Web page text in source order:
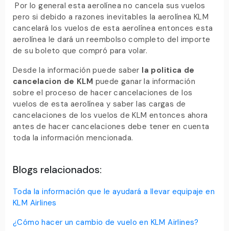
Por lo general esta aerolínea no cancela sus vuelos
pero si debido a razones inevitables la aerolínea KLM
cancelará los vuelos de esta aerolínea entonces esta
aerolínea le dará un reembolso completo del importe
de su boleto que compró para volar.
Desde la información puede saber la politica de
cancelacion de KLM puede ganar la información
sobre el proceso de hacer cancelaciones de los
vuelos de esta aerolínea y saber las cargas de
cancelaciones de los vuelos de KLM entonces ahora
antes de hacer cancelaciones debe tener en cuenta
toda la información mencionada.
Blogs relacionados:
Toda la información que le ayudará a llevar equipaje en
KLM Airlines
¿Cómo hacer un cambio de vuelo en KLM Airlines?